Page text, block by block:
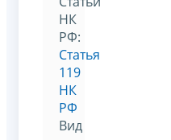
НК
РФ:
Статья
119
НК
РФ
Вид